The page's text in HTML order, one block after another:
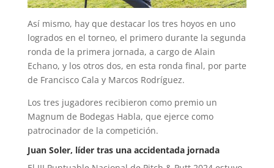
Así mismo, hay que destacar los tres hoyos en uno
logrados en el torneo, el primero durante la segunda
ronda de la primera jornada, a cargo de Alain
Echano, y los otros dos, en esta ronda final, por parte
de Francisco Cala y Marcos Rodríguez.
Los tres jugadores recibieron como premio un
Magnum de Bodegas Habla, que ejerce como
patrocinador de la competición.
Juan Soler, líder tras una accidentada jornada